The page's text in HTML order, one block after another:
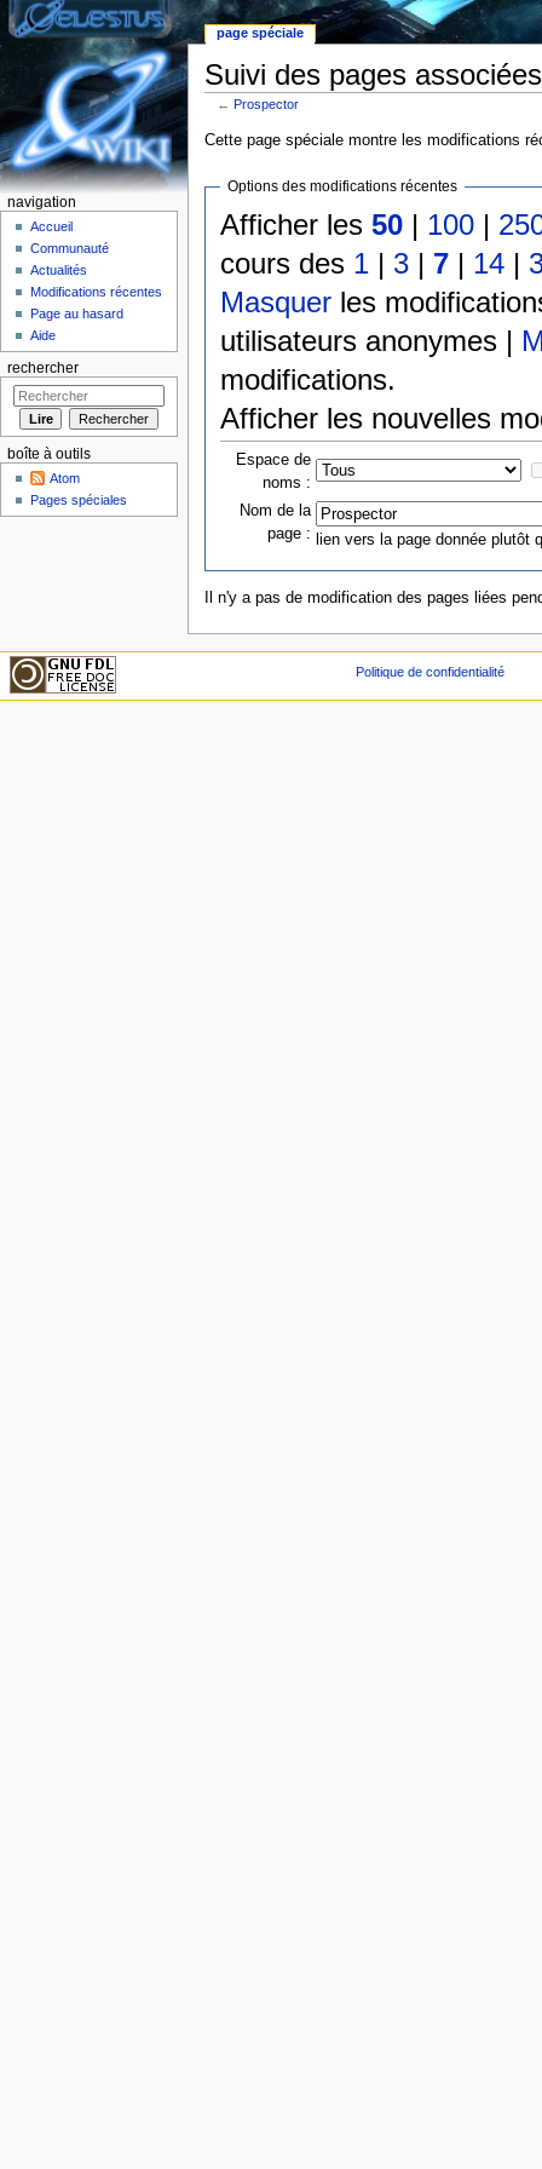
Suivi des pages
←Prospector
Cette page spéciale montre les modifications
Options des modifications récentes
Afficher les50 | 100 |
cours des 1 | 3 | 7 | 14 |
Masquer les
utilisateurs anonymes |
modifications.
Afficher les nouvelles
Espace de
noms :
Nom de la
page : lien vers la page donnée plutôt
Il n'y a pas de modification des pages liées
page spéciale
navigation
Accueil
Communauté
Actualités
Modifications récentes
Page au hasard
Aide
rechercher
boîte à outils
Atom
Pages spéciales
Politique de confidentialité